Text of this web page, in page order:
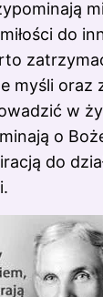
do
myśli oraz
w
o
do